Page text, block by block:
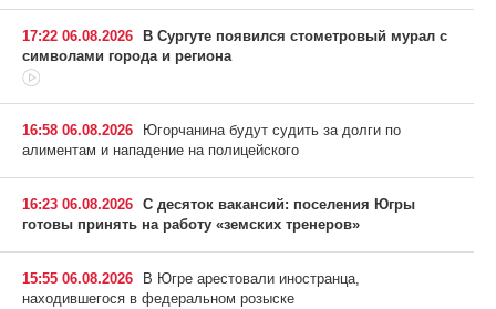
17:22 06.08.2026
В Сургуте появился стометровый мурал с
символами города и региона
16:58 06.08.2026
Югорчанина будут судить за долги по
алиментам и нападение на полицейского
16:23 06.08.2026 С десяток вакансий: поселения Югры
готовы принять на работу «земских тренеров»
15:55 06.08.2026
В Югре арестовали иностранца,
находившегося в федеральном розыске